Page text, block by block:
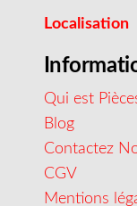
Localisation
Qui est
Blog
Contactez
CGV
Mentions